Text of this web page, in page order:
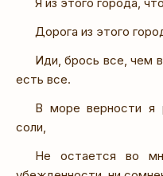
Я из этого города,
Дорога из этого
Иди, брось все, чем
есть все.
В море верности я
соли,
Не остается во